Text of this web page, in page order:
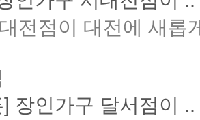
전점이 대전에 새롭
장인가구 달서점이 ..